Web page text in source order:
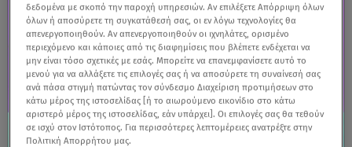
δεδομένα με σκοπό την παροχή υπηρεσιών. Αν επιλέξετε Απόρριψη όλων
όλων ή αποσύρετε τη συγκατάθεσή σας, οι εν λόγω τεχνολογίες θα
απενεργοποιηθούν. Αν απενεργοποιηθούν οι ιχνηλάτες, ορισμένο
περιεχόμενο και κάποιες από τις διαφημίσεις που βλέπετε ενδέχεται να
μην είναι τόσο σχετικές με εσάς. Μπορείτε να επανεμφανίσετε αυτό το
μενού για να αλλάξετε τις επιλογές σας ή να αποσύρετε τη συναίνεσή σας
ανά πάσα στιγμή πατώντας τον σύνδεσμο Διαχείριση προτιμήσεων στο
κάτω μέρος της ιστοσελίδας [ή το αιωρούμενο εικονίδιο στο κάτω
αριστερό μέρος της ιστοσελίδας, εάν υπάρχει]. Οι επιλογές σας θα τεθούν
σε ισχύ στον Ιστότοπος. Για περισσότερες λεπτομέρειες ανατρέξτε στην
Πολιτική Απορρήτου μας.